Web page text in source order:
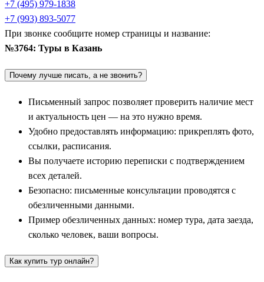
Третья столица России и ее святыни: Казань,
Свияжск и Раифа
маршрутов является великолепная
обзорных экскурсий туристы посещают знаменитый
Казанский Кремль, где белокаменная православная
Благовещенская башня соседствует с бирюзовыми
минаретами грандиозной мечети Кул-Шариф. Группы
совершают прогулки по пешеходной улице Баумана,
разыскивают статую Кота Казанского, осматривают
падающую башню Сююмбике и восхищаются
футуристическим Дворцом землевладельцев. Вечерняя
программа часто включает поездку к современному центру
семьи «Казан» и неоновым набережным реки Казанки.
Из столицы автобусные экскурсии ведут к уникальным
+7 (495) 979-1838
+7 (993) 893-5077
При звонке сообщите номер страницы и название:
№3764: Туры в Казань
Почему лучше писать, а не звонить?
Письменный запрос позволяет проверить наличие мест
и актуальность цен — на это нужно время.
Удобно предоставлять информацию: прикреплять фото,
ссылки, расписания.
Вы получаете историю переписки с подтверждением
всех деталей.
Безопасно: письменные консультации проводятся с
обезличенными данными.
Пример обезличенных данных: номер тура, дата заезда,
сколько человек, ваши вопросы.
Как купить тур онлайн?